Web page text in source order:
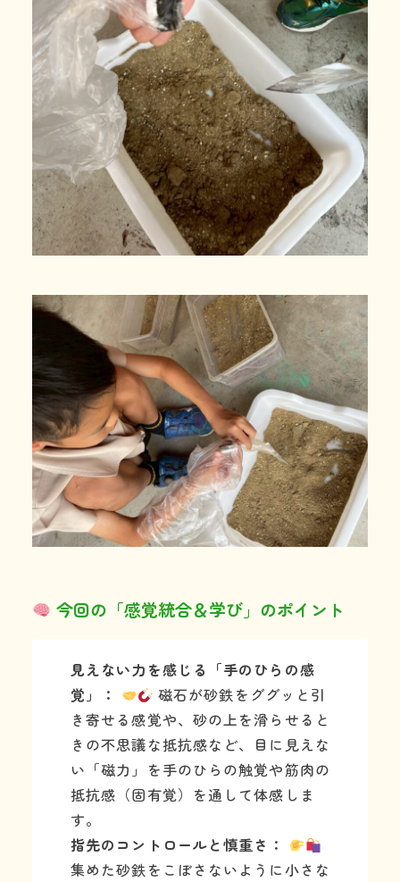
今回の「感覚統合＆学び」のポイント
見えない力を感じる「手のひらの感
覚」：
磁石が砂鉄をググッと引
き寄せる感覚や、砂の上を滑らせると
きの不思議な抵抗感など、目に見えな
い「磁力」を手のひらの触覚や筋肉の
抵抗感（固有覚）を通して体感しま
す。
指先のコントロールと慎重さ：
集めた砂鉄をこぼさないように小さな